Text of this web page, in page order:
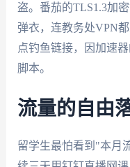
盗。番茄的TLS1.3加
弹衣，连教务处VPN
点钓鱼链接，因加速
脚本。
流量的自由
留学生最怕看到"本月